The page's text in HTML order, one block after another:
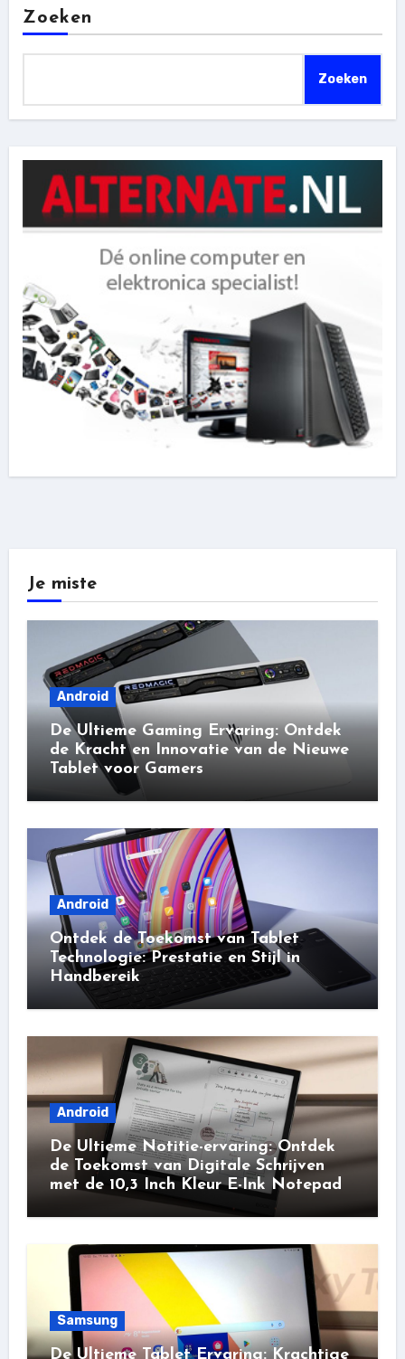
Zoeken
Zoeken
Je miste
Android
De Ultieme Gaming Ervaring: Ontdek
de Kracht en Innovatie van de Nieuwe
Tablet voor Gamers
Android
Ontdek de Toekomst van Tablet
Technologie: Prestatie en Stijl in
Handbereik
Android
De Ultieme Notitie-ervaring: Ontdek
de Toekomst van Digitale Schrijven
met de 10,3 Inch Kleur E-Ink Notepad
Samsung
De Ultieme Tablet Ervaring: Krachtige